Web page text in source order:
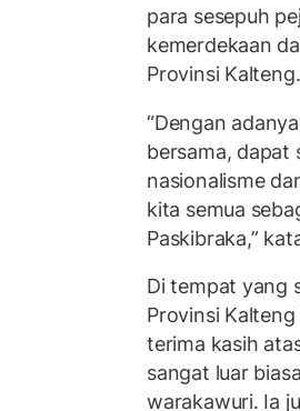
para sesepuh
kemerdekaan
Provinsi Kalteng.
“Dengan
bersama, dapat
nasionalisme
kita semua
Paskibraka,”
Di tempat yang
Provinsi
terima kasih
sangat luar
warakawuri. Ia